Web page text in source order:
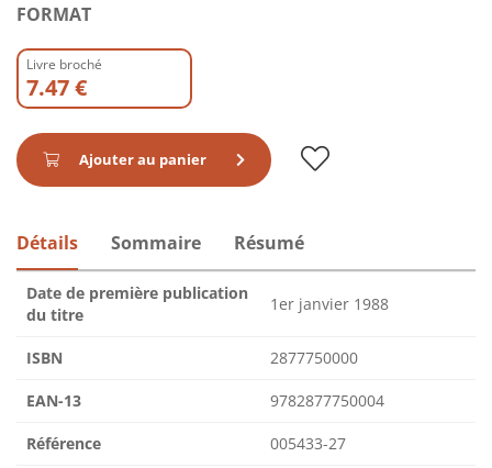
FORMAT
Livre broché
7.47 €
Ajouter au panier
Détails Sommaire Résumé
Date de première publication
du titre
1er janvier 1988
ISBN 2877750000
EAN-13 9782877750004
Référence 005433-27